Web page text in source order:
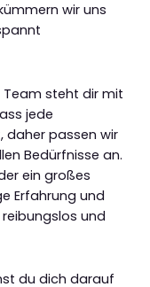
wir uns
Team steht dir mit
jede
daher passen wir
Bedürfnisse an.
ein großes
Erfahrung und
und
du dich darauf